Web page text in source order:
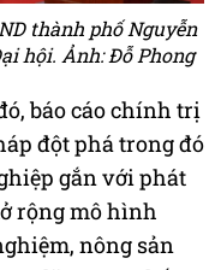
thành phố Nguyễn
hội. Ảnh: Đỗ Phong
báo cáo chính trị
đột phá trong đó
gắn với phát
rộng mô hình
nông sản